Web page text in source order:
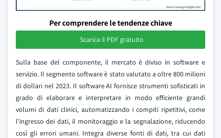
Per comprendere le tendenze chiave
Scarica il PDF gratuito
Sulla base del componente, il mercato è diviso in software e
servizio. Il segmento software è stato valutato a oltre 800 milioni
di dollari nel 2023. Il software AI fornisce strumenti sofisticati in
grado di elaborare e interpretare in modo efficiente grandi
volumi di dati clinici, automatizzando i compiti ripetitivi, come
l'ingresso dei dati, il monitoraggio e la segnalazione, riducendo
così gli errori umani. Integra diverse fonti di dati, tra cui dati